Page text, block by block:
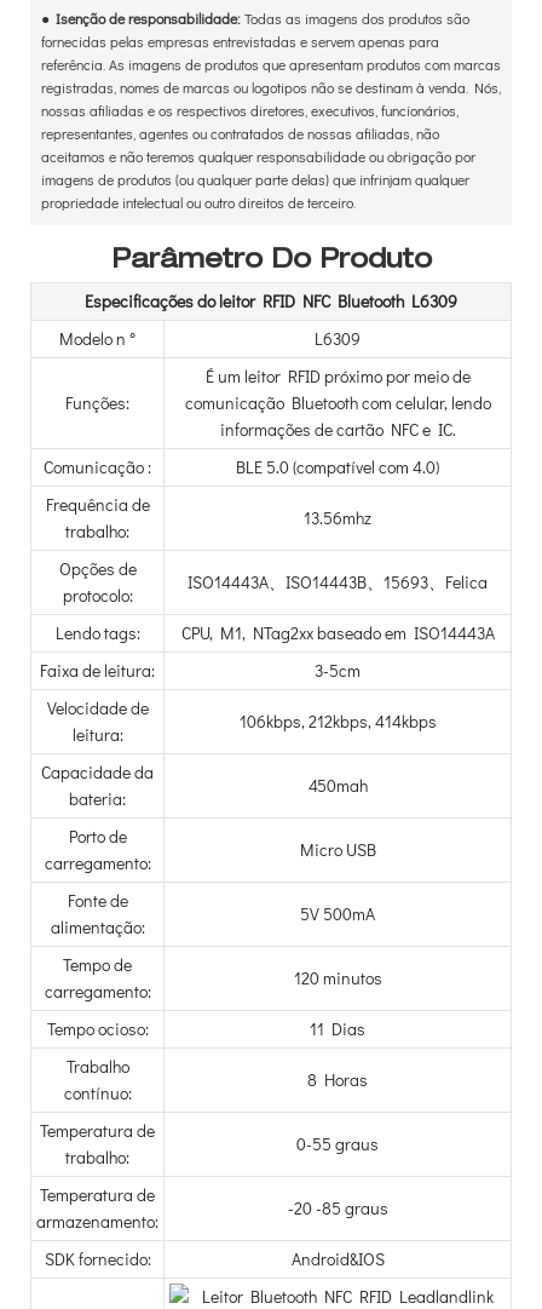
● Isenção de responsabilidade:Todas as imagens dos produtos são
fornecidas pelas empresas entrevistadas e servem apenas para
referência. As imagens de produtos que apresentam produtos com marcas
registradas, nomes de marcas ou logotipos não se destinam à venda. Nós,
nossas afiliadas e os respectivos diretores, executivos, funcionários,
representantes, agentes ou contratados de nossas afiliadas, não
aceitamos e não teremos qualquer responsabilidade ou obrigação por
imagens de produtos (ou qualquer parte delas) que infrinjam qualquer
propriedade intelectual ou outro direitos de terceiro.
Parâmetro Do Produto
Especificações do leitor RFID NFC Bluetooth L6309
Modelo n °
L6309
Funções:
É um leitor RFID próximo por meio de
comunicação Bluetooth com celular, lendo
informações de cartão NFC e IC.
Comunicação :
BLE 5.0 (compatível com 4.0)
Frequência de
trabalho:
13.56mhz
Opções de
protocolo:
ISO14443A、ISO14443B、15693、Felica
Lendo tags:
CPU, M1, NTag2xx baseado em ISO14443A
Faixa de leitura:
3-5cm
Velocidade de
leitura:
106kbps, 212kbps, 414kbps
Capacidade da
bateria:
450mah
Porto de
carregamento:
Micro USB
Fonte de
alimentação:
5V 500mA
Tempo de
carregamento:
120 minutos
Tempo ocioso:
11 Dias
Trabalho
contínuo:
8 Horas
Temperatura de
trabalho:
0-55 graus
Temperatura de
armazenamento:
-20 -85 graus
SDK fornecido: Android&IOS